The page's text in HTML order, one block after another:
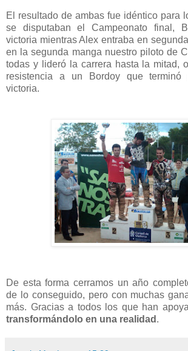
El resultado de ambas fue idéntico para
se disputaban el Campeonato final,
victoria mientras Alex entraba en
en la segunda manga nuestro piloto de
todas y lideró la carrera hasta la mitad,
resistencia a un Bordoy que terminó
victoria.
De esta forma cerramos un año
de lo conseguido, pero con muchas
más. Gracias a todos los que han
transformándolo en una realidad .